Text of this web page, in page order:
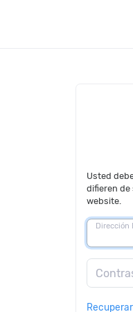
Usted
difieren de
website.
Dirección